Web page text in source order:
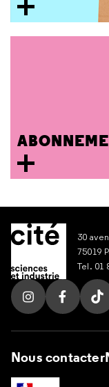
30
75019
Tel. 01
Suivez nous
Suivez
Nous contacter